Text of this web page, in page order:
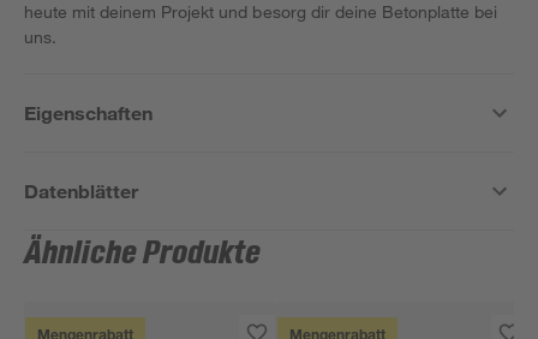
heute mit deinem Projekt und besorg dir deine Betonplatte bei
uns.
Eigenschaften
Datenblätter
Ähnliche Produkte